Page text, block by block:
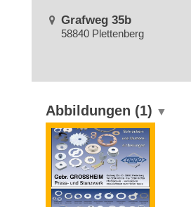
Grafweg 35b
58840 Plettenberg
Abbildungen (1)